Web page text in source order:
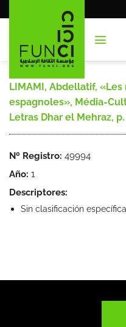
al
LIMAMI, Abdellatif,
espagnoles», Média-
Letras Dhar el Mehraz, p.
Nº Registro: 49994
Año: 1
Descriptores:
Sin clasificación específica